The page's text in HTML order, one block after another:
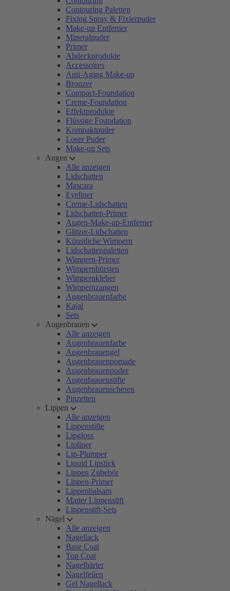
Contouring Paletten
Fixing Spray & Fixierpuder
Make-up Entferner
Mineralpuder
Primer
Abdeckprodukte
Accessoires
Anti-Aging Make-up
Bronzer
Compact-Foundation
Creme-Foundation
Effektprodukte
Flüssige Foundation
Kompaktpuder
Loser Puder
Make-up Sets
Augen
Alle anzeigen
Lidschatten
Mascara
Eyeliner
Creme-Lidschatten
Lidschatten-Primer
Augen-Make-up-Entferner
Glitzer-Lidschatten
Künstliche Wimpern
Lidschattenpaletten
Wimpern-Primer
Wimpernbürsten
Wimpernkleber
Wimpernzangen
Augenbrauenfarbe
Kajal
Sets
Augenbrauen
Alle anzeigen
Augenbrauenfarbe
Augenbrauengel
Augenbrauenpomade
Augenbrauenpuder
Augenbrauenstifte
Augenbrauenscheren
Pinzetten
Lippen
Alle anzeigen
Lippenstifte
Lipgloss
Lipliner
Lip-Plumper
Liquid Lipstick
Lippen Zubehör
Lippen-Primer
Lippenbalsam
Matter Lippenstift
Lippenstift-Sets
Nägel
Alle anzeigen
Nagellack
Base Coat
Top Coat
Nagelhärter
Nagelfeilen
Gel Nagellack